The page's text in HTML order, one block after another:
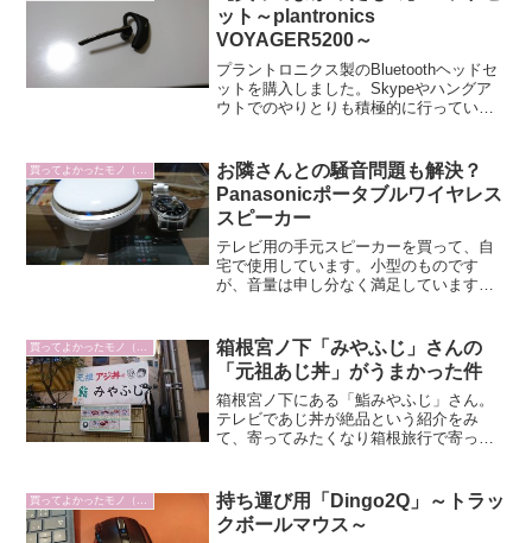
ット～plantronics
VOYAGER5200～
プラントロニクス製のBluetoothヘッドセ
ットを購入しました。Skypeやハングア
ウトでのやりとりも積極的に行っていこ
使えるようになるヘッドセットは便利で
す。
お隣さんとの騒音問題も解決？
Panasonicポータブルワイヤレス
スピーカー
テレビ用の手元スピーカーを買って、自
宅で使用しています。小型のものです
が、音量は申し分なく満足しています。
テレビの音がはっきり聞こえるほど。最
近はテレビの音は下げてもら...
買ってよかったモノ（日常編）
箱根宮ノ下「みやふじ」さんの
「元祖あじ丼」がうまかった件
箱根宮ノ下にある「鮨みやふじ」さん。
テレビであじ丼が絶品という紹介をみ
て、寄ってみたくなり箱根旅行で寄って
買ってよかったモノ（仕事編）
持ち運び用「Dingo2Q」～トラッ
クボールマウス～